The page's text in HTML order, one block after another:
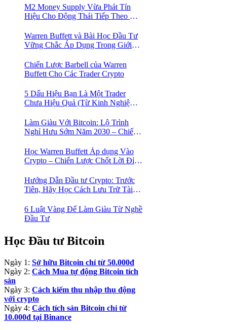
Bán Khống
M2 Money Supply Vừa Phát Tín
Hiệu Cho Động Thái Tiếp Theo Của
Trader Đang Bỏ Lỡ! 🚀
Warren Buffett và Bài Học Đầu Tư
Vững Chắc Áp Dụng Trong Giới
Chiến Lược Barbell của Warren
Buffett Cho Các Trader Crypto
5 Dấu Hiệu Bạn Là Một Trader
Chưa Hiệu Quả (Từ Kinh Nghiệm
Làm Giàu Với Bitcoin: Lộ Trình
Nghỉ Hưu Sớm Năm 2030 – Chiến
Học Warren Buffett Áp dụng Vào
Crypto – Chiến Lược Chốt Lời Đỉnh
Hướng Dẫn Đầu tư Crypto: Trước
Tiên, Hãy Học Cách Lưu Trữ Tài
6 Luật Vàng Để Làm Giàu Từ Nghề
Đầu Tư
Học Đầu tư Bitcoin
Ngày 1: Sở hữu Bitcoin chỉ từ 50.000đ
Ngày 2: Cách Mua tự động Bitcoin tích
sản
Ngày 3: Cách kiếm thu nhập thụ động
với crypto
Ngày 4: Cách tích sản Bitcoin chỉ từ
10.000đ tại Binance